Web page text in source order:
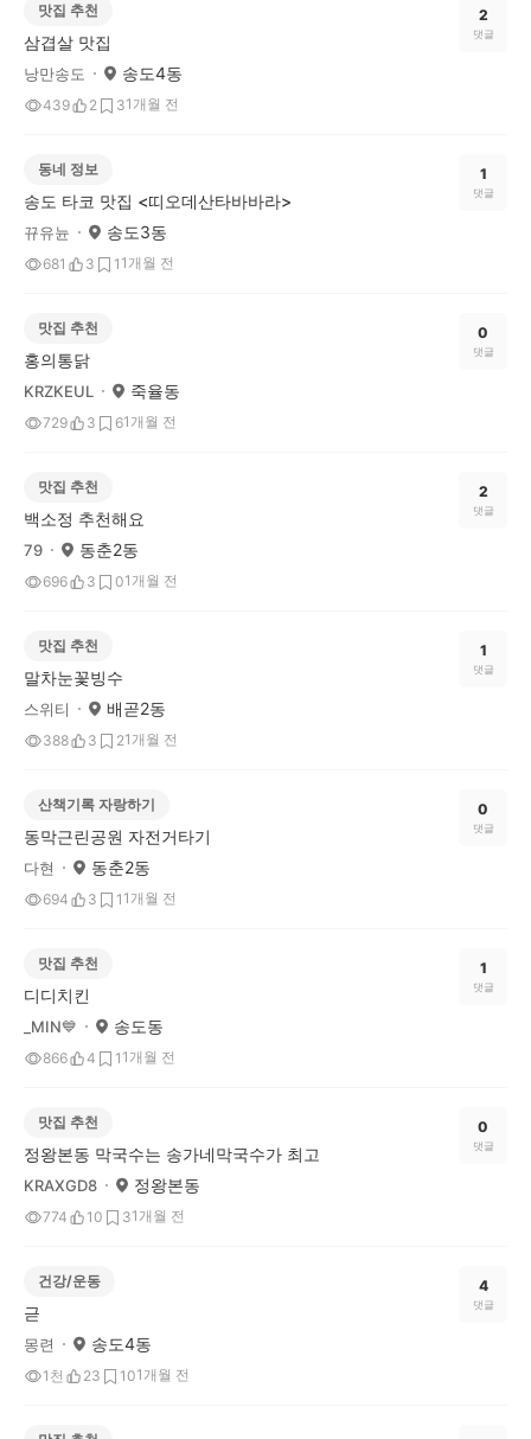
맛집 추천
삼겹살 맛집
낭만송도 송도4동
439 2 31개월 전
2
댓글
동네 정보
송도 타코 맛집 <띠오데산타바바라>
뀨유뉸 송도3동
681 3 1 1개월 전
1
댓글
맛집 추천
홍의통닭
KRZKEUL 죽율동
729 3 61개월 전
0
댓글
맛집 추천
백소정 추천해요
79 동춘2동
696 3 01개월 전
2
댓글
맛집 추천
말차눈꽃빙수
스위티 배곧2동
388 3 21개월 전
1
댓글
산책기록 자랑하기
동막근린공원 자전거타기
다현 동춘2동
694 3 1 1개월 전
0
댓글
맛집 추천
디디치킨
_MIN💙 송도동
866 4 1 1개월 전
1
댓글
맛집 추천
정왕본동 막국수는 송가네막국수가 최고
KRAXGD8 정왕본동
774 10 31개월 전
0
댓글
건강/운동
귿
몽련 송도4동
1천 23 101개월 전
4
댓글